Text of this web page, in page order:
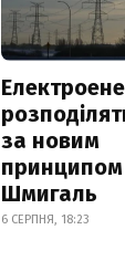
за новим
Шмигаль
6 СЕРПНЯ, 18:23